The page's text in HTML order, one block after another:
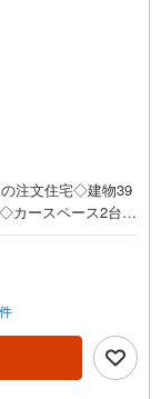
注文住宅◇建物39
カースペース2台分
ることができま
学も対応可能で
予約は『朝日土
ープは地域密着を
しております。広
。色々廻ったけど